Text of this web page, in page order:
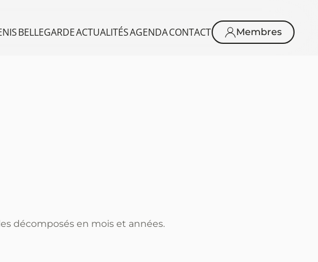
BELLEGARDEACTUALITÉSAGENDACONTACT Membres
décomposés en mois et années.